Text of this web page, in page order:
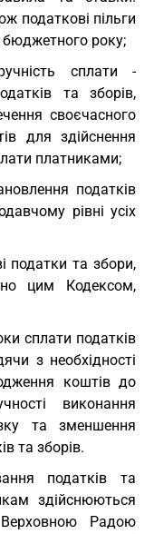
податкові пільги
року;
сплати -
та зборів,
своєчасного
для здійснення
платниками;
податків
рівні усіх
податки та збори,
цим Кодексом,
сплати податків
з необхідності
коштів до
виконання
та зменшення
та зборів.
податків та
здійснюються
Радою